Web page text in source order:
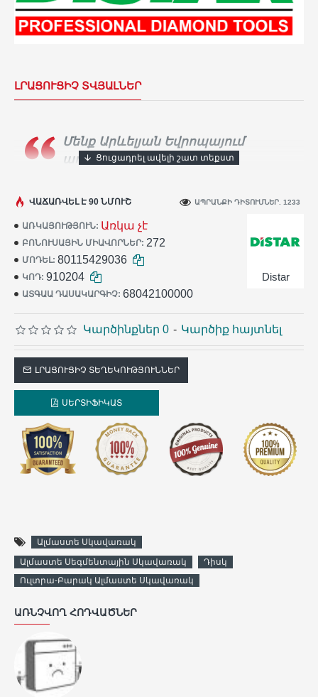
ԼՐԱՑՈՒՑԻՉ ՏՎՅԱԼՆԵՐ
Մենք Արևելյան Եվրոպայում
ադամանդե գործիքների
հազարավոր արհեստավորներ ամեն օր
աշխատանքում:
ԱՌԿԱՅՈՒԹՅՈՒՆ: Առկա չէ
ԲՈՆՈՒՍԱՅԻՆ ՄԻԱՎՈՐՆԵՐ: 272
ՄՈԴԵԼ: 80115429036
ԿՈԴ: 910204
ԱՏԳԱԱ ԴԱՍԱԿԱՐԳԻՉ: 68042100000
Distar
ՎԱՃԱՌՎԵԼ Է 90 ՆՄՈՒՇ ԱՊՐԱՆՔԻ ԴԻՏՈՒՄՆԵՐ. 1233
Կարծինքներ 0 - Կարծիք հայտնել
ԼՐԱՑՈՒՑԻՉ ՏԵՂԵԿՈՒԹՅՈՒՆՆԵՐ
ՍԵՐՏԻՖԻԿԱՏ
Ալմաստե Սկավառակ
Ալմաստե Սեգմենտային Սկավառակ
Դիսկ
Ուլտրա-Բարակ Ալմաստե Սկավառակ
ԱՌՆՉՎՈՂ ՀՈԴՎԱԾՆԵՐ